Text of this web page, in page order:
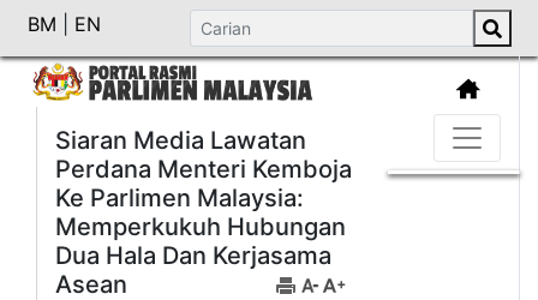
BM EN
Siaran Media Lawatan
Perdana Menteri Kemboja
Ke Parlimen Malaysia:
Memperkukuh Hubungan
Dua Hala Dan Kerjasama
Asean